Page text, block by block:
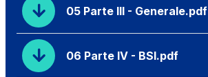
05 Parte III - Generale.pdf
06 Parte IV - BSI.pdf